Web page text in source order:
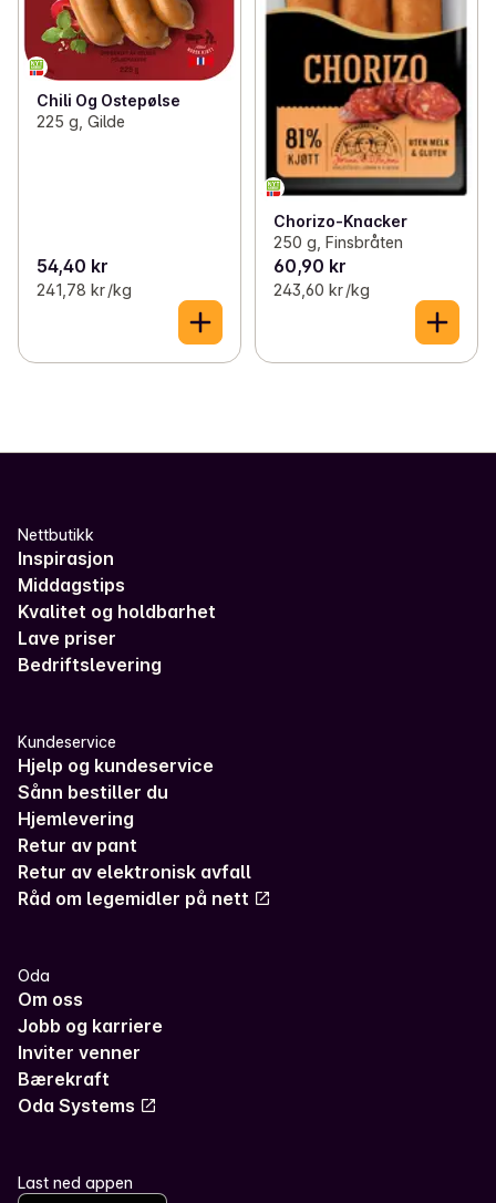
Chili Og Ostepølse
225 g, Gilde
54,40 kr
241,78 kr /kg
Chorizo-Knacker
250 g, Finsbråten
60,90 kr
243,60 kr /kg
Nettbutikk
Inspirasjon
Middagstips
Kvalitet og holdbarhet
Lave priser
Bedriftslevering
Kundeservice
Hjelp og kundeservice
Sånn bestiller du
Hjemlevering
Retur av pant
Retur av elektronisk avfall
Råd om legemidler på nett
Oda
Om oss
Jobb og karriere
Inviter venner
Bærekraft
Oda Systems
Last ned appen